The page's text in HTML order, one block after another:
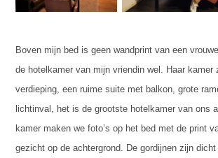
Boven mijn bed is geen wandprint van een
de hotelkamer van mijn vriendin wel. Haar kamer
verdieping, een ruime suite met balkon, grote
lichtinval, het is de grootste hotelkamer van ons
kamer maken we foto’s op het bed met de print
gezicht op de achtergrond. De gordijnen zijn